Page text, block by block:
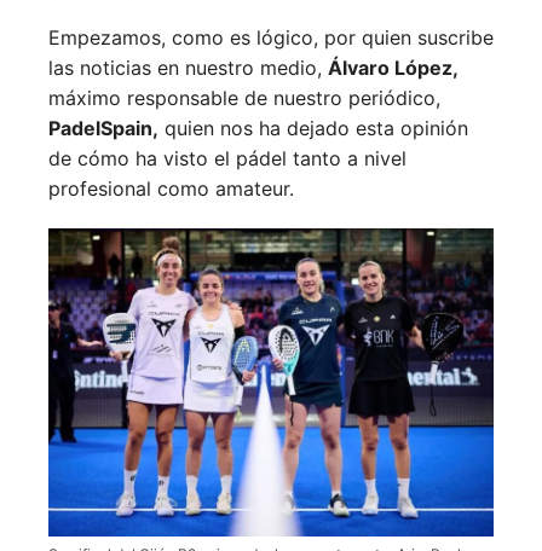
Empezamos, como es lógico, por quien suscribe
las noticias en nuestro medio, Álvaro López,
máximo responsable de nuestro periódico,
PadelSpain, quien nos ha dejado esta opinión
de cómo ha visto el pádel tanto a nivel
profesional como amateur.